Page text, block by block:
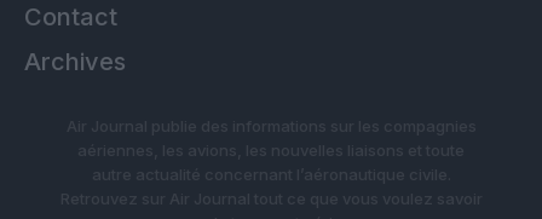
Contact
Archives